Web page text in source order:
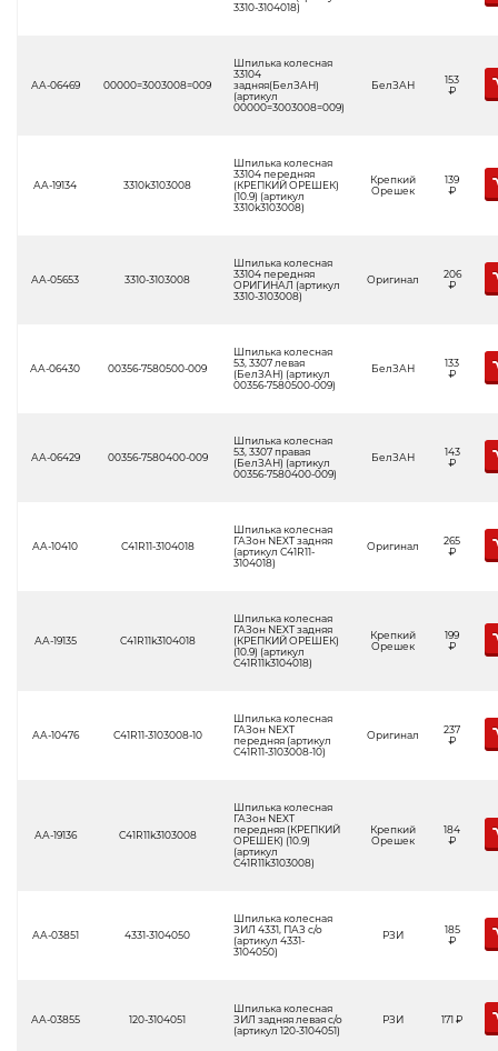
3310-3104018)
АА-06469 00000=3003008=009
Шпилька колесная
33104
задняя(БелЗАН)
(артикул
00000=3003008=009)
БелЗАН
153
Р
АА-19134 3310k3103008
Шпилька колесная
33104 передняя
(КРЕПКИЙ ОРЕШЕК)
(10.9) (артикул
3310k3103008)
Крепкий
Орешек
139
Р
АА-05653 3310-3103008
Шпилька колесная
33104 передняя
ОРИГИНАЛ (артикул
3310-3103008)
Оригинал
206
Р
АА-06430 00356-7580500-009
Шпилька колесная
53, 3307 левая
(БелЗАН) (артикул
00356-7580500-009)
БелЗАН
133
Р
АА-06429 00356-7580400-009
Шпилька колесная
53, 3307 правая
(БелЗАН) (артикул
00356-7580400-009)
БелЗАН
143
Р
АА-10410 С41R11-3104018
Шпилька колесная
ГАЗон NEXT задняя
(артикул С41R11-
3104018)
Оригинал
265
Р
АА-19135 C41R11k3104018
Шпилька колесная
ГАЗон NEXT задняя
(КРЕПКИЙ ОРЕШЕК)
(10.9) (артикул
C41R11k3104018)
Крепкий
Орешек
199
Р
АА-10476 С41R11-3103008-10
Шпилька колесная
ГАЗон NEXT
передняя (артикул
С41R11-3103008-10)
Оригинал
237
Р
АА-19136 C41R11k3103008
Шпилька колесная
ГАЗон NEXT
передняя (КРЕПКИЙ
ОРЕШЕК) (10.9)
(артикул
C41R11k3103008)
Крепкий
Орешек
184
Р
АА-03851 4331-3104050
Шпилька колесная
ЗИЛ 4331, ПАЗ с/о
(артикул 4331-
3104050)
РЗИ
185
Р
АА-03855 120-3104051
Шпилька колесная
ЗИЛ задняя левая с/о
(артикул 120-3104051)
РЗИ 171Р